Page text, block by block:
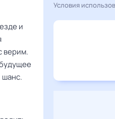
и
верим.
шанс.
Условия